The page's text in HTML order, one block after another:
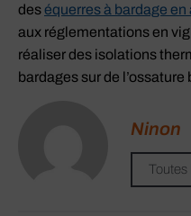
deséquerres à bardage
aux réglementations en
réaliser des isolations
bardages sur de l’ossature
Ninon
Toutes